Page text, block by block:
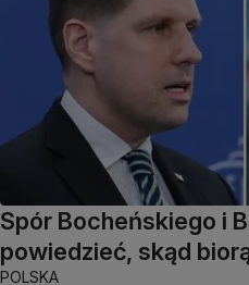
Spór Bocheńskiego i
powiedzieć, skąd
POLSKA